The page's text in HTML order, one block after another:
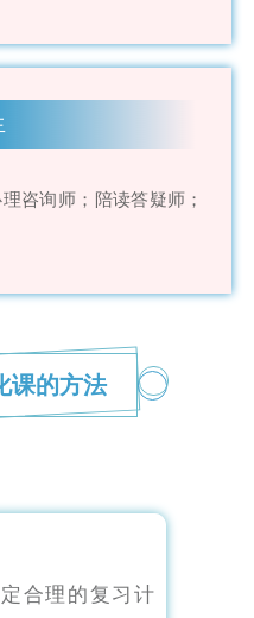
咨询师；陪读答疑师；
课的方法
合理的复习计